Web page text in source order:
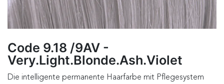
Code 9.18 /9AV -
Very.Light.Blonde.Ash.Violet
Die intelligente permanente Haarfarbe mit Pflegesystem